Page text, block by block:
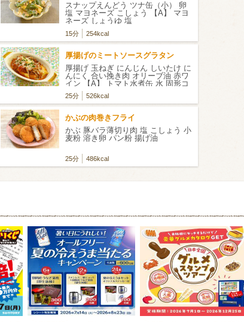
スナップえんどう ツナ缶（小） 卵
塩 マヨネーズ こしょう 【A】 マヨ
ネーズ しょうゆ 塩
15分 254kcal
厚揚げのミートソースグラタン
厚揚げ 玉ねぎ にんじん しいたけ に
んにく 合い挽き肉 オリーブ油 赤ワ
イン 【A】 トマト水煮缶 水 固形コ
ンソメの素 塩 こしょう ケチャップ
ローリエ ピザ用チーズ パセリの
みじん切り
25分 526kcal
かぶの肉巻きフライ
かぶ 豚バラ薄切り肉 塩 こしょう 小
麦粉 溶き卵 パン粉 揚げ油
25分 486kcal